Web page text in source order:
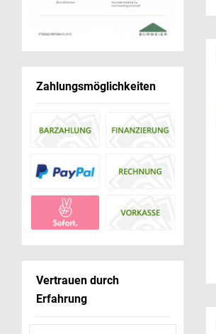
Zahlungsmöglichkeiten
Vertrauen durch
Erfahrung